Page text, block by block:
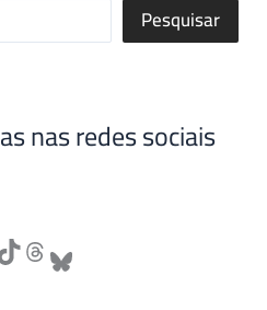
Pesquisar
nas redes sociais